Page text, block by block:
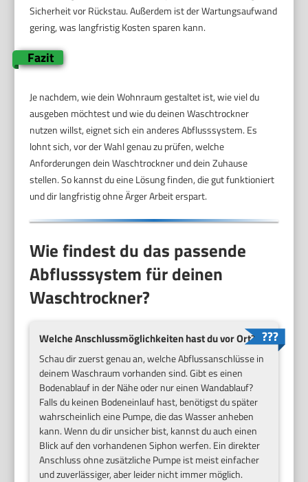
Sicherheit vor Rückstau. Außerdem ist der Wartungsaufwand
gering, was langfristig Kosten sparen kann.
Fazit
Je nachdem, wie dein Wohnraum gestaltet ist, wie viel du
ausgeben möchtest und wie du deinen Waschtrockner
nutzen willst, eignet sich ein anderes Abflusssystem. Es
lohnt sich, vor der Wahl genau zu prüfen, welche
Anforderungen dein Waschtrockner und dein Zuhause
stellen. So kannst du eine Lösung finden, die gut funktioniert
und dir langfristig ohne Ärger Arbeit erspart.
Wie findest du das passende
Abflusssystem für deinen
Waschtrockner?
Welche Anschlussmöglichkeiten hast du vor Ort?
Schau dir zuerst genau an, welche Abflussanschlüsse in
deinem Waschraum vorhanden sind. Gibt es einen
Bodenablauf in der Nähe oder nur einen Wandablauf?
Falls du keinen Bodeneinlauf hast, benötigst du später
wahrscheinlich eine Pumpe, die das Wasser anheben
kann. Wenn du dir unsicher bist, kannst du auch einen
Blick auf den vorhandenen Siphon werfen. Ein direkter
Anschluss ohne zusätzliche Pumpe ist meist einfacher
und zuverlässiger, aber leider nicht immer möglich.